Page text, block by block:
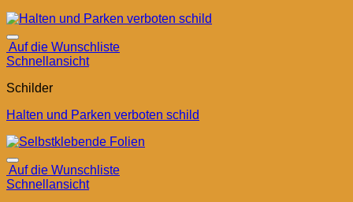
Auf die Wunschliste
Schnellansicht
Schilder
Halten und Parken verboten schild
Auf die Wunschliste
Schnellansicht